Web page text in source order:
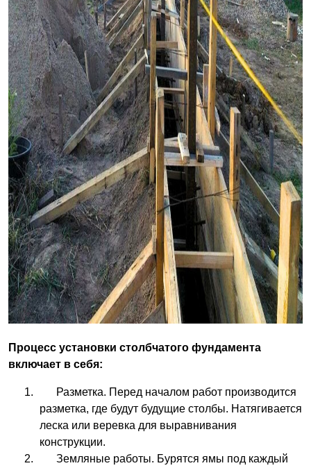
Процесс установки столбчатого фундамента
включает в себя:
Разметка. Перед началом работ производится
разметка, где будут будущие столбы. Натягивается
леска или веревка для выравнивания
конструкции.
Земляные работы. Бурятся ямы под каждый